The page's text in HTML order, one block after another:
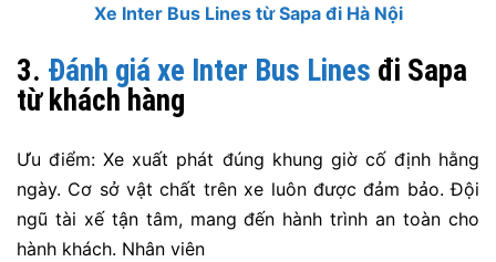
Xe Inter Bus Lines từ Sapa đi Hà Nội
3. Đánh giá xe Inter Bus Lines đi Sapa
từ khách hàng
Ưu điểm: Xe xuất phát đúng khung giờ cố định hằng
ngày. Cơ sở vật chất trên xe luôn được đảm bảo. Đội
ngũ tài xế tận tâm, mang đến hành trình an toàn cho
hành khách. Nhân viên